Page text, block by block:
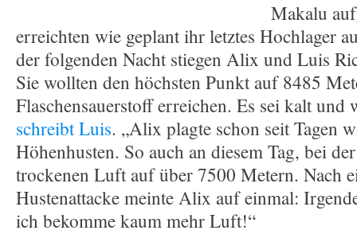
Makalu
erreichten wie geplant ihr letztes Hochlager
der folgenden Nacht stiegen Alix und Luis
Sie wollten den höchsten Punkt auf 8485
Flaschensauerstoff erreichen. Es sei kalt und
schreibt Luis. „Alix plagte schon seit Tagen
Höhenhusten. So auch an diesem Tag, bei
trockenen Luft auf über 7500 Metern. Nach
Hustenattacke meinte Alix auf einmal:
ich bekomme kaum mehr Luft!“